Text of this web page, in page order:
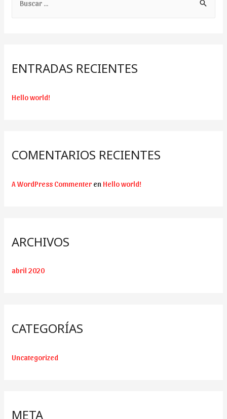
rENTRADAS RECIENTES
Hello world!
COMENTARIOS RECIENTES
A WordPress Commenter en Hello world!
ARCHIVOS
abril 2020
CATEGORÍAS
Uncategorized
META